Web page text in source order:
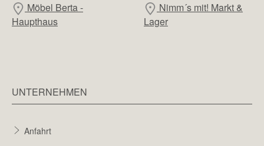
Möbel Berta -
Haupthaus
Nimm´s mit! Markt &
Lager
UNTERNEHMEN
Anfahrt